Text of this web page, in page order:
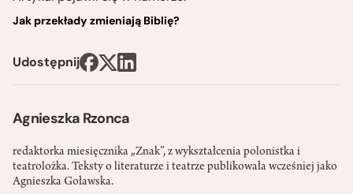
Agnieszka Rzonca
redaktorka miesięcznika „Znak”, z wykształcenia polonistka i
teatrolożka. Teksty o literaturze i teatrze publikowała wcześniej jako
Agnieszka Goławska.
Jak przekłady zmieniają Biblię?
Udostępnij